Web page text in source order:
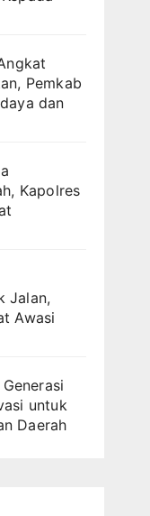
Pemkab
dan
Kapolres
Jalan,
Awasi
untuk
Daerah